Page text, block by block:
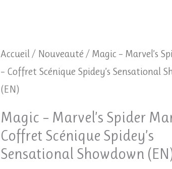
Accueil/ Nouveauté / Magic – Marvel’s
– Coffret Scénique Spidey’s Sensational
(EN)
Magic – Marvel’s Spider
Coffret Scénique Spidey’s
Sensational Showdown
quantité
de
Magic
Marvel's
Spider
Man